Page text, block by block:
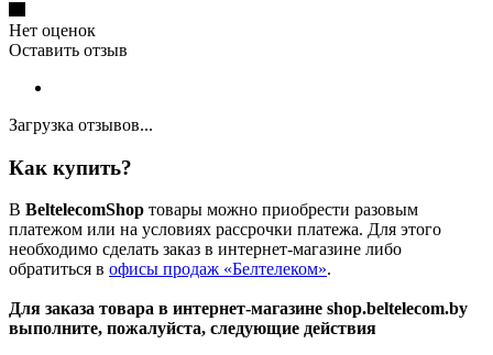
Нет оценок
Оставить отзыв
Загрузка отзывов...
Как купить?
В BeltelecomShop товары можно приобрести разовым
платежом или на условиях рассрочки платежа. Для этого
необходимо сделать заказ в интернет-магазине либо
обратиться в офисы продаж «Белтелеком».
Для заказа товара в интернет-магазине shop.beltelecom.by
выполните, пожалуйста, следующие действия